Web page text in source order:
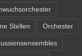
Stellen Orchester